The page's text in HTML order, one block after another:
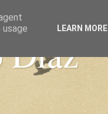
Díaz
LEARN MORE